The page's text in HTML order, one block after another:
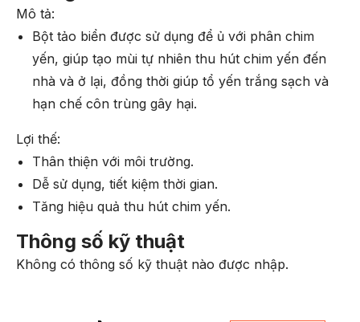
Mô tả:
Bột tảo biển được sử dụng để ủ với phân chim
yến, giúp tạo mùi tự nhiên thu hút chim yến đến
nhà và ở lại, đồng thời giúp tổ yến trắng sạch và
hạn chế côn trùng gây hại.
Lợi thế:
Thân thiện với môi trường.
Dễ sử dụng, tiết kiệm thời gian.
Tăng hiệu quả thu hút chim yến.
Thông số kỹ thuật
Không có thông số kỹ thuật nào được nhập.